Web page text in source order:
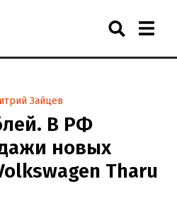
Зайцев
В РФ
новых
Tharu